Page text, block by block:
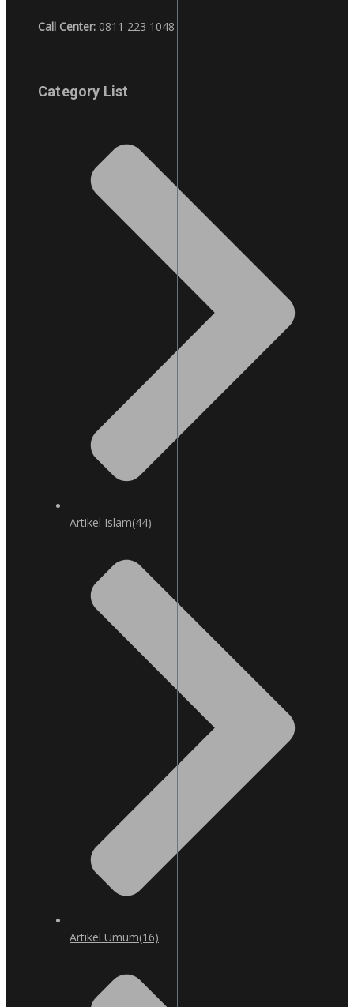
Call Center: 0811 223 1048
Category List
Artikel Islam(44)
Artikel Umum(16)